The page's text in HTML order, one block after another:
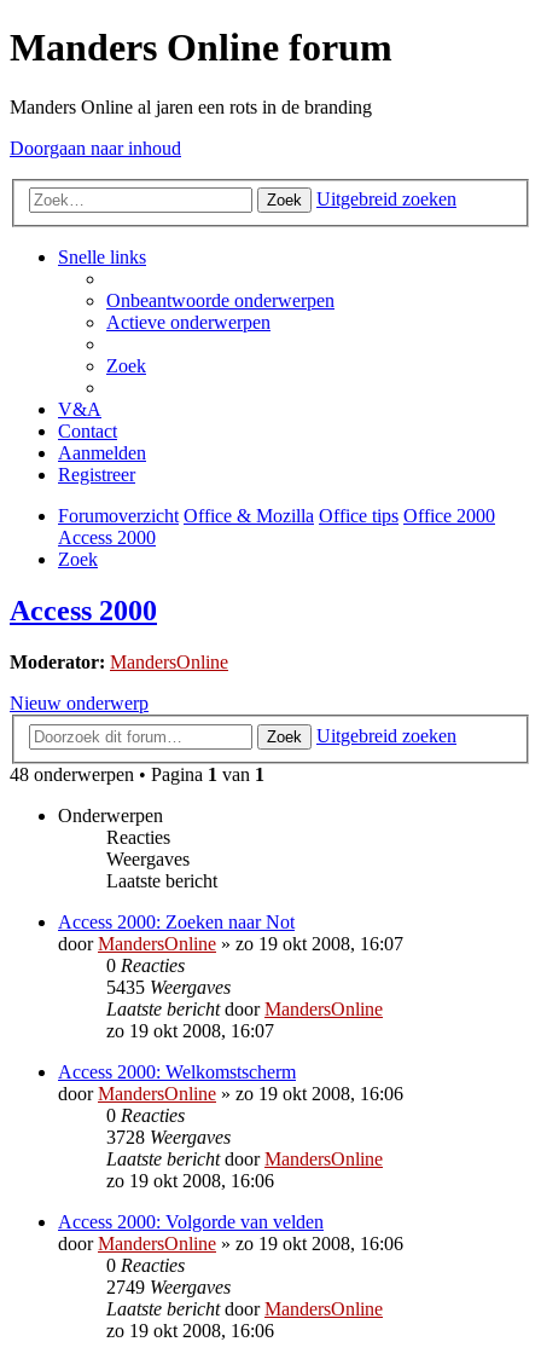
Manders Online forum
Manders Online al jaren een rots in de branding
Doorgaan naar inhoud
Zoek Uitgebreid zoeken
Snelle links
Onbeantwoorde onderwerpen
Actieve onderwerpen
Zoek
V&A
Contact
Aanmelden
Registreer
Forumoverzicht Office & Mozilla Office tips Office 2000
Access 2000
Zoek
Access 2000
Moderator: MandersOnline
Nieuw onderwerp
Zoek
Uitgebreid zoeken
48 onderwerpen • Pagina 1 van 1
Onderwerpen
Reacties
Weergaves
Laatste bericht
Access 2000: Zoeken naar Not
doorMandersOnline » zo 19 okt 2008, 16:07
0 Reacties
5435 Weergaves
Laatste berichtdoorMandersOnline
zo 19 okt 2008, 16:07
Access 2000: Welkomstscherm
doorMandersOnline » zo 19 okt 2008, 16:06
0 Reacties
3728 Weergaves
Laatste berichtdoorMandersOnline
zo 19 okt 2008, 16:06
Access 2000: Volgorde van velden
doorMandersOnline » zo 19 okt 2008, 16:06
0 Reacties
2749 Weergaves
Laatste berichtdoorMandersOnline
zo 19 okt 2008, 16:06